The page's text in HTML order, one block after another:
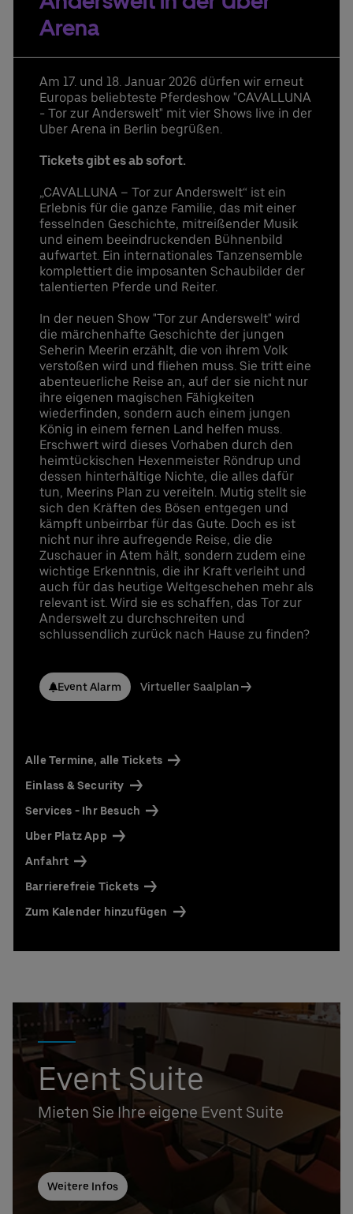
Bestellung & Rückfragen: 0302060708844
Weitere Infos
Arena
Am 17. und 18. Januar 2026 dürfen wir erneut
Europas beliebteste Pferdeshow "CAVALLUNA
- Tor zur Anderswelt" mit vier Shows live in der
Uber Arena in Berlin begrüßen.
Tickets gibt es ab sofort.
„CAVALLUNA – Tor zur Anderswelt“ ist ein
Erlebnis für die ganze Familie, das mit einer
fesselnden Geschichte, mitreißender Musik
und einem beeindruckenden Bühnenbild
aufwartet. Ein internationales Tanzensemble
komplettiert die imposanten Schaubilder der
talentierten Pferde und Reiter.
In der neuen Show "Tor zur Anderswelt" wird
die märchenhafte Geschichte der jungen
Seherin Meerin erzählt, die von ihrem Volk
verstoßen wird und fliehen muss. Sie tritt eine
abenteuerliche Reise an, auf der sie nicht nur
ihre eigenen magischen Fähigkeiten
wiederfinden, sondern auch einem jungen
König in einem fernen Land helfen muss.
Erschwert wird dieses Vorhaben durch den
heimtückischen Hexenmeister Röndrup und
dessen hinterhältige Nichte, die alles dafür
tun, Meerins Plan zu vereiteln. Mutig stellt sie
sich den Kräften des Bösen entgegen und
kämpft unbeirrbar für das Gute. Doch es ist
nicht nur ihre aufregende Reise, die die
Zuschauer in Atem hält, sondern zudem eine
wichtige Erkenntnis, die ihr Kraft verleiht und
auch für das heutige Weltgeschehen mehr als
relevant ist. Wird sie es schaffen, das Tor zur
Anderswelt zu durchschreiten und
schlussendlich zurück nach Hause zu finden?
Event Alarm Virtueller Saalplan
Alle Termine, alle Tickets
Einlass & Security
Services - Ihr Besuch
Uber Platz App
Anfahrt
Barrierefreie Tickets
Zum Kalender hinzufügen
Event Suite
Mieten Sie Ihre eigene Event Suite
Weitere Infos
UBER RIDE Rabattcode für Fahrten von und zur
Uber Arena in Berlin
Telefon: +49 (0) 30 / 2060708-239
E-Mail
Niclas Knodel
E-Mail
Bestellung & Rückfragen: 0302060708844